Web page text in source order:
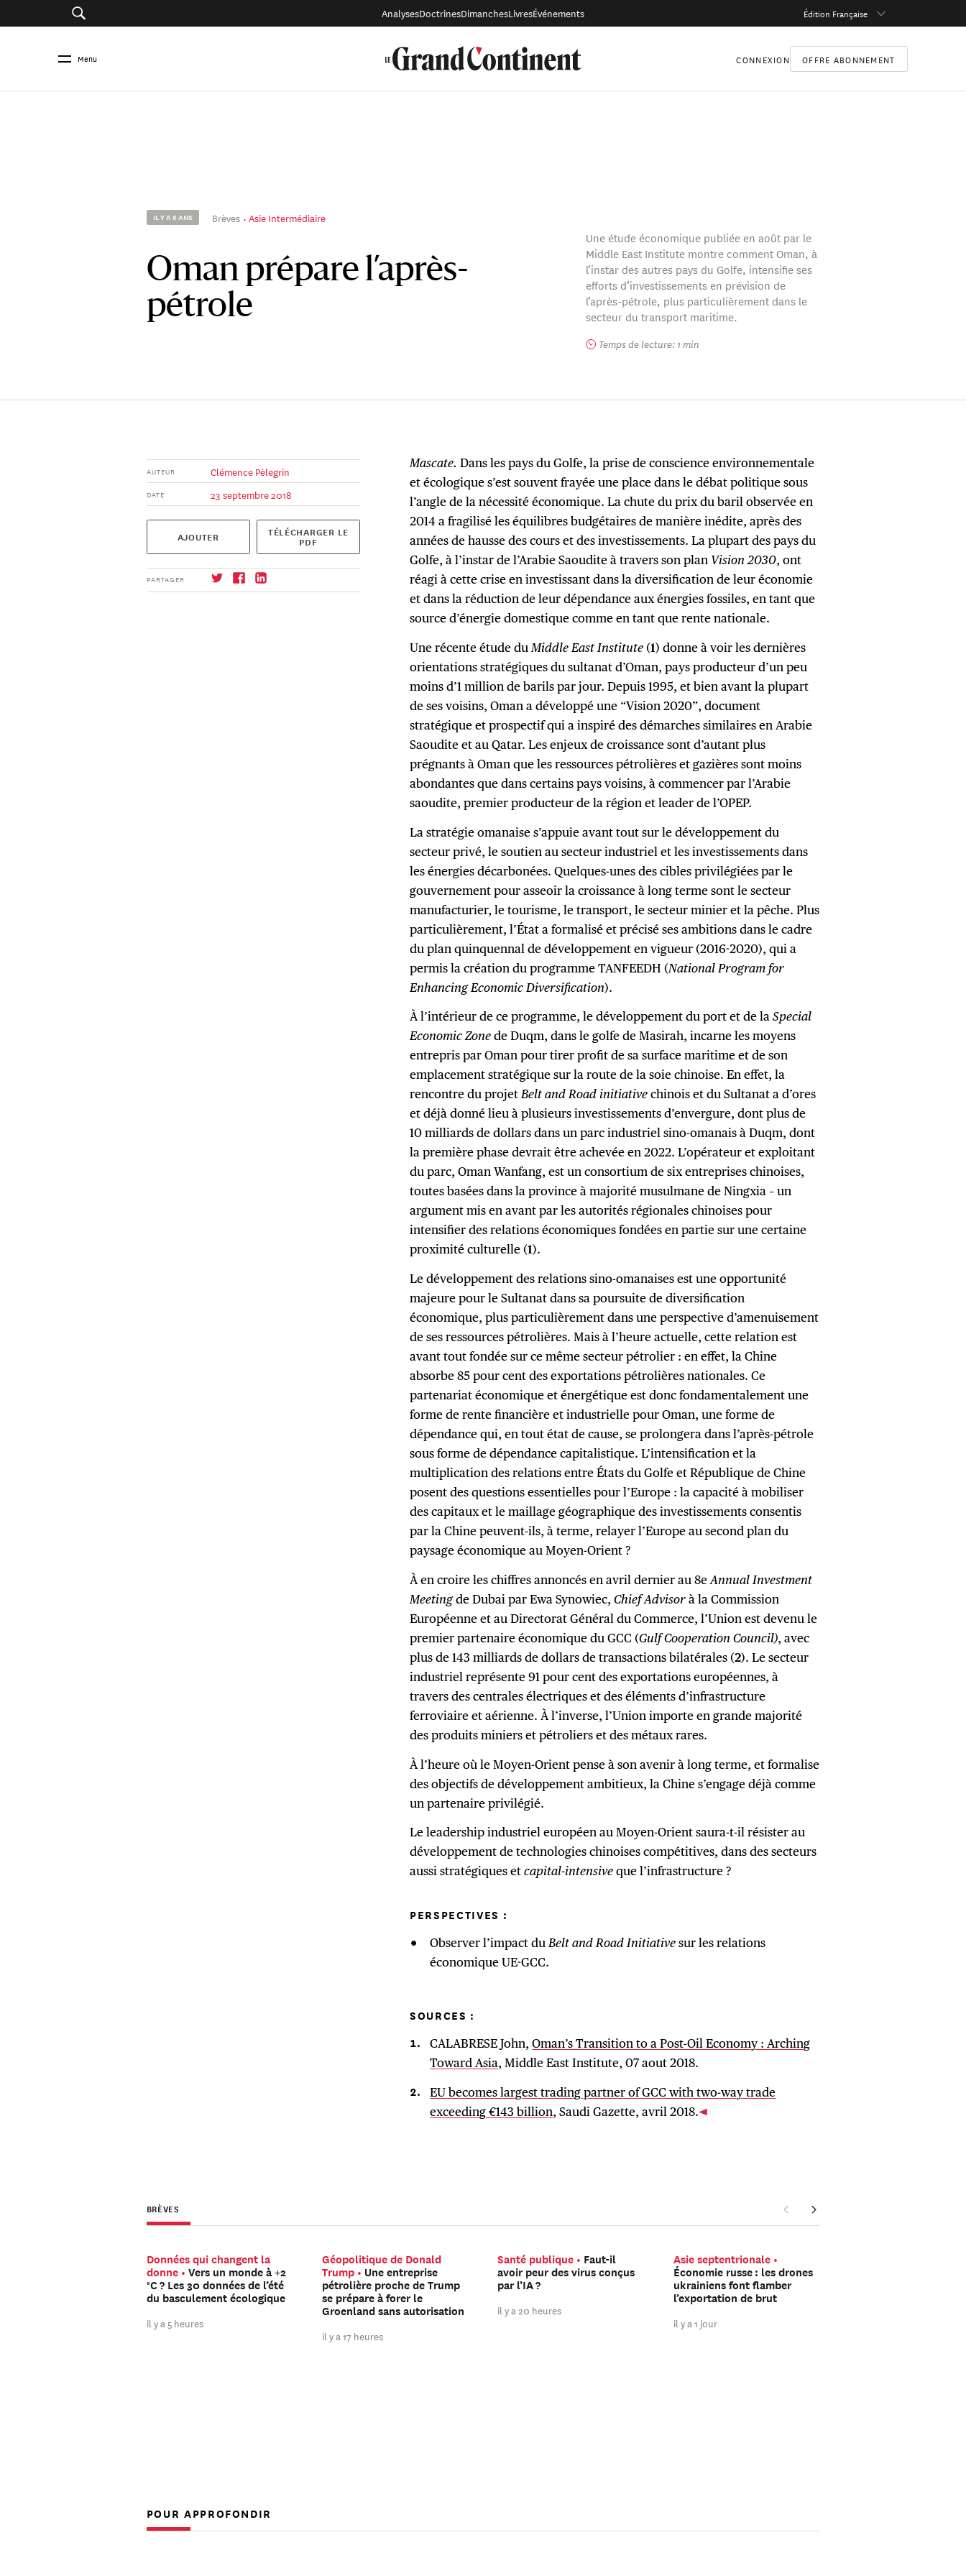
AnalysesDoctrinesDimanchesLivresÉvénements Édition Française
Menu CONNEXION OFFRE ABONNEMENT
IL Y A 8 ANS Brèves Asie Intermédiaire
Oman prépare l’après-
pétrole
Une étude économique publiée en août par le
Middle East Institute montre comment Oman, à
l’instar des autres pays du Golfe, intensifie ses
efforts d’investissements en prévision de
l’après-pétrole, plus particulièrement dans le
secteur du transport maritime.
Temps de lecture: 1 min
AUTEUR Clémence Pèlegrin
DATE 23 septembre 2018
AJOUTER TÉLÉCHARGER LE
PDF
PARTAGER
Mascate.Dans les pays du Golfe, la prise de conscience environnementale
et écologique s’est souvent frayée une place dans le débat politique sous
l’angle de la nécessité économique. La chute du prix du baril observée en
2014 a fragilisé les équilibres budgétaires de manière inédite, après des
années de hausse des cours et des investissements. La plupart des pays du
Golfe, à l’instar de l’Arabie Saoudite à travers son plan Vision 2030, ont
réagi à cette crise en investissant dans la diversification de leur économie
et dans la réduction de leur dépendance aux énergies fossiles, en tant que
source d’énergie domestique comme en tant que rente nationale.
Une récente étude du Middle East Institute(1) donne à voir les dernières
orientations stratégiques du sultanat d’Oman, pays producteur d’un peu
moins d’1 million de barils par jour. Depuis 1995, et bien avant la plupart
de ses voisins, Oman a développé une “Vision 2020”, document
stratégique et prospectif qui a inspiré des démarches similaires en Arabie
Saoudite et au Qatar. Les enjeux de croissance sont d’autant plus
prégnants à Oman que les ressources pétrolières et gazières sont moins
abondantes que dans certains pays voisins, à commencer par l’Arabie
saoudite, premier producteur de la région et leader de l’OPEP.
La stratégie omanaise s’appuie avant tout sur le développement du
secteur privé, le soutien au secteur industriel et les investissements dans
les énergies décarbonées. Quelques-unes des cibles privilégiées par le
gouvernement pour asseoir la croissance à long terme sont le secteur
manufacturier, le tourisme, le transport, le secteur minier et la pêche. Plus
particulièrement, l’État a formalisé et précisé ses ambitions dans le cadre
du plan quinquennal de développement en vigueur (2016-2020), qui a
permis la création du programme TANFEEDH (National Program for
Enhancing Economic Diversification).
À l’intérieur de ce programme, le développement du port et de laSpecial
Economic Zonede Duqm, dans le golfe de Masirah, incarne les moyens
entrepris par Oman pour tirer profit de sa surface maritime et de son
emplacement stratégique sur la route de la soie chinoise. En effet, la
rencontre du projetBelt and Road initiativechinois et du Sultanat a d’ores
et déjà donné lieu à plusieurs investissements d’envergure, dont plus de
10 milliards de dollars dans un parc industriel sino-omanais à Duqm, dont
la première phase devrait être achevée en 2022. L’opérateur et exploitant
du parc, Oman Wanfang, est un consortium de six entreprises chinoises,
toutes basées dans la province à majorité musulmane de Ningxia – un
argument mis en avant par les autorités régionales chinoises pour
intensifier des relations économiques fondées en partie sur une certaine
proximité culturelle (1).
Le développement des relations sino-omanaises est une opportunité
majeure pour le Sultanat dans sa poursuite de diversification
économique, plus particulièrement dans une perspective d’amenuisement
de ses ressources pétrolières. Mais à l’heure actuelle, cette relation est
avant tout fondée sur ce même secteur pétrolier : en effet, la Chine
absorbe 85 pour cent des exportations pétrolières nationales. Ce
partenariat économique et énergétique est donc fondamentalement une
forme de rente financière et industrielle pour Oman, une forme de
dépendance qui, en tout état de cause, se prolongera dans l’après-pétrole
sous forme de dépendance capitalistique. L’intensification et la
multiplication des relations entre États du Golfe et République de Chine
posent des questions essentielles pour l’Europe : la capacité à mobiliser
des capitaux et le maillage géographique des investissements consentis
par la Chine peuvent-ils, à terme, relayer l’Europe au second plan du
paysage économique au Moyen-Orient ?
À en croire les chiffres annoncés en avril dernier au 8eAnnual Investment
Meetingde Dubai par Ewa Synowiec,Chief Advisorà la Commission
Européenne et au Directorat Général du Commerce, l’Union est devenu le
premier partenaire économique du GCC (Gulf Cooperation Council), avec
plus de 143 milliards de dollars de transactions bilatérales (2). Le secteur
industriel représente 91 pour cent des exportations européennes, à
travers des centrales électriques et des éléments d’infrastructure
ferroviaire et aérienne. À l’inverse, l’Union importe en grande majorité
des produits miniers et pétroliers et des métaux rares.
À l’heure où le Moyen-Orient pense à son avenir à long terme, et formalise
des objectifs de développement ambitieux, la Chine s’engage déjà comme
un partenaire privilégié.
Le leadership industriel européen au Moyen-Orient saura-t-il résister au
développement de technologies chinoises compétitives, dans des secteurs
aussi stratégiques etcapital-intensiveque l’infrastructure ?
PERSPECTIVES :
Observer l’impact du Belt and Road Initiativesur les relations
économique UE-GCC.
SOURCES :
CALABRESE John, Oman’s Transition to a Post-Oil Economy : Arching
Toward Asia, Middle East Institute, 07 aout 2018.
EU becomes largest trading partner of GCC with two-way trade
exceeding €143 billion, Saudi Gazette, avril 2018.
BRÈVES
Données qui changent la
donne
Vers un monde à +2
°C ? Les 30 données de l’été
du basculement écologique
il y a 5 heures
Géopolitique de Donald
Trump
Une entreprise
pétrolière proche de Trump
se prépare à forer le
Groenland sans autorisation
il y a 17 heures
Santé publique
Faut-il
avoir peur des virus conçus
par l’IA ?
il y a 20 heures
Asie septentrionale
Économie russe : les drones
ukrainiens font flamber
l’exportation de brut
il y a 1 jour
POUR APPROFONDIR